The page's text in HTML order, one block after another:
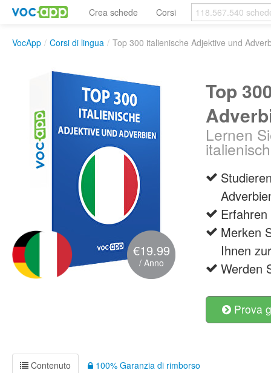
Crea schede Corsi
VocApp / Corsi di lingua / Top 300 italienische Adjektive und
€19.99
/ Anno
Top
Lernen
Merken
Ihnen
Werden
Prova
Contenuto 100% Garanzia di rimborso